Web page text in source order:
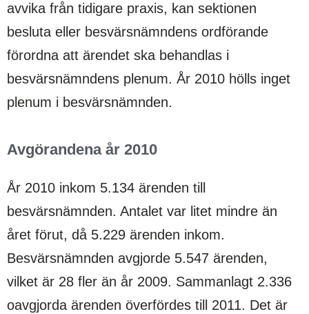
avvika från tidigare praxis, kan sektionen
besluta eller besvärsnämndens ordförande
förordna att ärendet ska behandlas i
besvärsnämndens plenum. År 2010 hölls inget
plenum i besvärsnämnden.
Avgörandena år 2010
År 2010 inkom 5.134 ärenden till
besvärsnämnden. Antalet var litet mindre än
året förut, då 5.229 ärenden inkom.
Besvärsnämnden avgjorde 5.547 ärenden,
vilket är 28 fler än år 2009. Sammanlagt 2.336
oavgjorda ärenden överfördes till 2011. Det är